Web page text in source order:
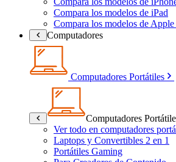
Compara los modelos de iPad
Compara los modelos de
Computadores
Computadores Portátiles
Computadores
Ver todo en computadores
Laptops y Convertibles 2 en 1
Portátiles Gaming